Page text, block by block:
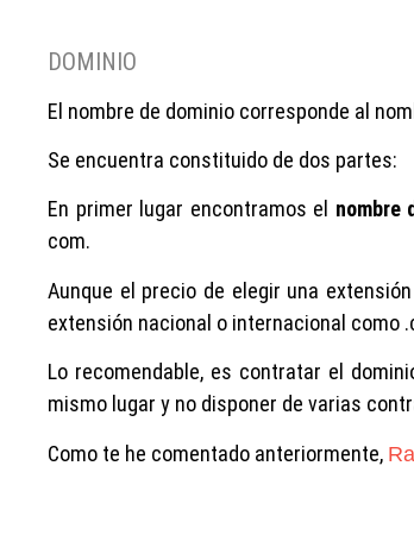
DOMINIO
El nombre de dominio corresponde al
Se encuentra constituido de dos partes:
En primer lugar encontramos el nombre
com.
Aunque el precio de elegir una
extensión nacional o internacional como
Lo recomendable, es contratar el
mismo lugar y no disponer de varias
Como te he comentado anteriormente,